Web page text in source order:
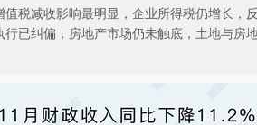
值税减收影响最明显，企业所得税仍增长，
行已纠偏，房地产市场仍未触底，土地与房